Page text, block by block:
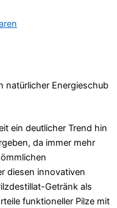
natürlicher Energieschub
ein deutlicher Trend hin
da immer mehr
diesen innovativen
Getränk als
funktioneller Pilze mit